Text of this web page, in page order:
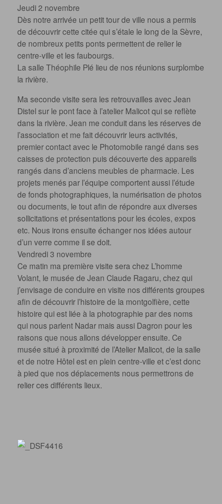
Jeudi 2 novembre
Dès notre arrivée un petit tour de ville nous a permis
de découvrir cette citée qui s’étale le long de la Sèvre,
de nombreux petits ponts permettent de relier le
centre-ville et les faubourgs.
La salle Théophile Plé lieu de nos réunions surplombe
la rivière.
Ma seconde visite sera les retrouvailles avec Jean
Distel sur le pont face à l’atelier Malicot qui se reflète
dans la rivière. Jean me conduit dans les réserves de
l’association et me fait découvrir leurs activités,
premier contact avec le Photomobile rangé dans ses
caisses de protection puis découverte des appareils
rangés dans d’anciens meubles de pharmacie. Les
projets menés par l’équipe comportent aussi l’étude
de fonds photographiques, la numérisation de photos
ou documents, le tout afin de répondre aux diverses
sollicitations et présentations pour les écoles, expos
etc. Nous irons ensuite échanger nos idées autour
d’un verre comme il se doit.
Vendredi 3 novembre
Ce matin ma première visite sera chez L’homme
Volant, le musée de Jean Claude Ragaru, chez qui
j’envisage de conduire en visite nos différents groupes
afin de découvrir l’histoire de la montgolfière, cette
histoire qui est liée à la photographie par des noms
qui nous parlent Nadar mais aussi Dagron pour les
raisons que nous allons développer ensuite. Ce
musée situé à proximité de l’Atelier Malicot, de la salle
et de notre Hôtel est en plein centre-ville et c’est donc
à pied que nos déplacements nous permettrons de
relier ces différents lieux.